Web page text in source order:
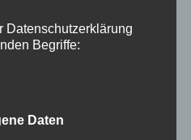
überlegt?
Datenschutzerklärung
Begriffe:
Daten